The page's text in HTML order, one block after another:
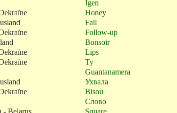
Igen
Honey
Fail
Follow-up
Bonsoir
Lips
Ty
Guantanamera
Ухвала
Bisou
Слово
- Belarus Square